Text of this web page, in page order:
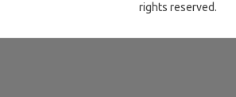
rights reserved.